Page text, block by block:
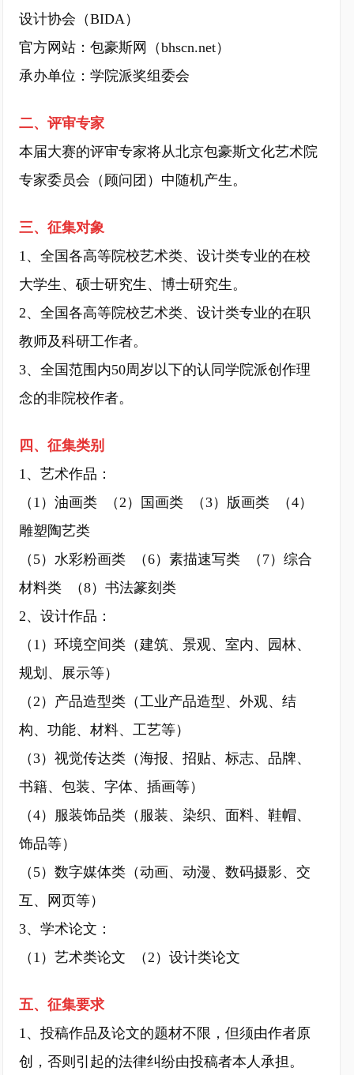
设计协会（BIDA）
官方网站：包豪斯网（bhscn.net）
承办单位：学院派奖组委会
二、评审专家
本届大赛的评审专家将从北京包豪斯文化艺术院
专家委员会（顾问团）中随机产生。
三、征集对象
1、全国各高等院校艺术类、设计类专业的在校
大学生、硕士研究生、博士研究生。
2、全国各高等院校艺术类、设计类专业的在职
教师及科研工作者。
3、全国范围内50周岁以下的认同学院派创作理
念的非院校作者。
四、征集类别
1、艺术作品：
（1）油画类 （2）国画类 （3）版画类 （4）
雕塑陶艺类
（5）水彩粉画类 （6）素描速写类 （7）综合
材料类 （8）书法篆刻类
2、设计作品：
（1）环境空间类（建筑、景观、室内、园林、
规划、展示等）
（2）产品造型类（工业产品造型、外观、结
构、功能、材料、工艺等）
（3）视觉传达类（海报、招贴、标志、品牌、
书籍、包装、字体、插画等）
（4）服装饰品类（服装、染织、面料、鞋帽、
饰品等）
（5）数字媒体类（动画、动漫、数码摄影、交
互、网页等）
3、学术论文：
（1）艺术类论文 （2）设计类论文
五、征集要求
1、投稿作品及论文的题材不限，但须由作者原
创，否则引起的法律纠纷由投稿者本人承担。